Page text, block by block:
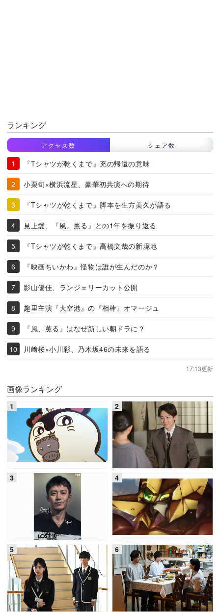
ランキング
アクセス数 シェア数
『Tシャツが乾くまで』充の帰還の意味
小栗旬×横浜流星、豪華初共演への期待
『Tシャツが乾くまで』脚本を生方美久が語る
見上愛、『風、薫る』との1年を振り返る
『Tシャツが乾くまで』高橋文哉の新境地
『映画ちいかわ』怪物は誰が生んだのか？
影山優佳、ランジェリーカット公開
趣里主演『大空港』の『相棒』オマージュ
『風、薫る』はなぜ新しい朝ドラに？
川﨑桜×小川彩、乃木坂46の未来を語る
17:13更新
画像ランキング